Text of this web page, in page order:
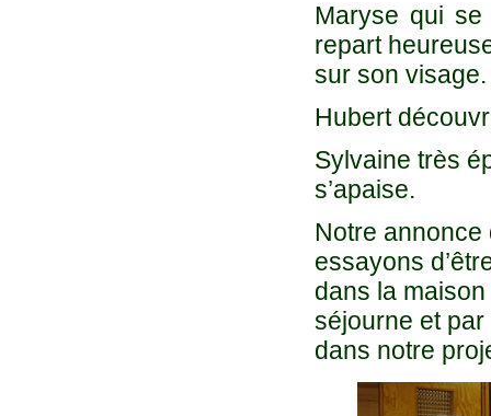
Maryse qui se
repart
sur son visage.
Hubert
Sylvaine très
s’apaise.
Notre annonce
essayons
dans la
séjourne et
dans notre